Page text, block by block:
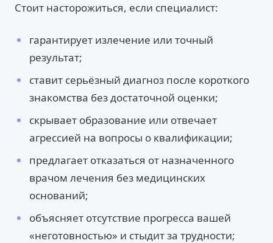
Стоит насторожиться, если специалист:
гарантирует излечение или точный
результат;
ставит серьёзный диагноз после короткого
знакомства без достаточной оценки;
скрывает образование или отвечает
агрессией на вопросы о квалификации;
предлагает отказаться от назначенного
врачом лечения без медицинских
оснований;
объясняет отсутствие прогресса вашей
«неготовностью» и стыдит за трудности;